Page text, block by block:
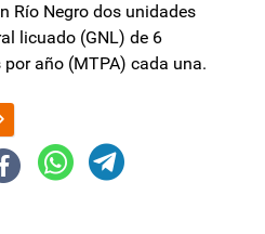
Río Negro dos unidades
licuado (GNL) de 6
año (MTPA) cada una.
le exigió al Gobierno "levantar el
El secretario Administrativo